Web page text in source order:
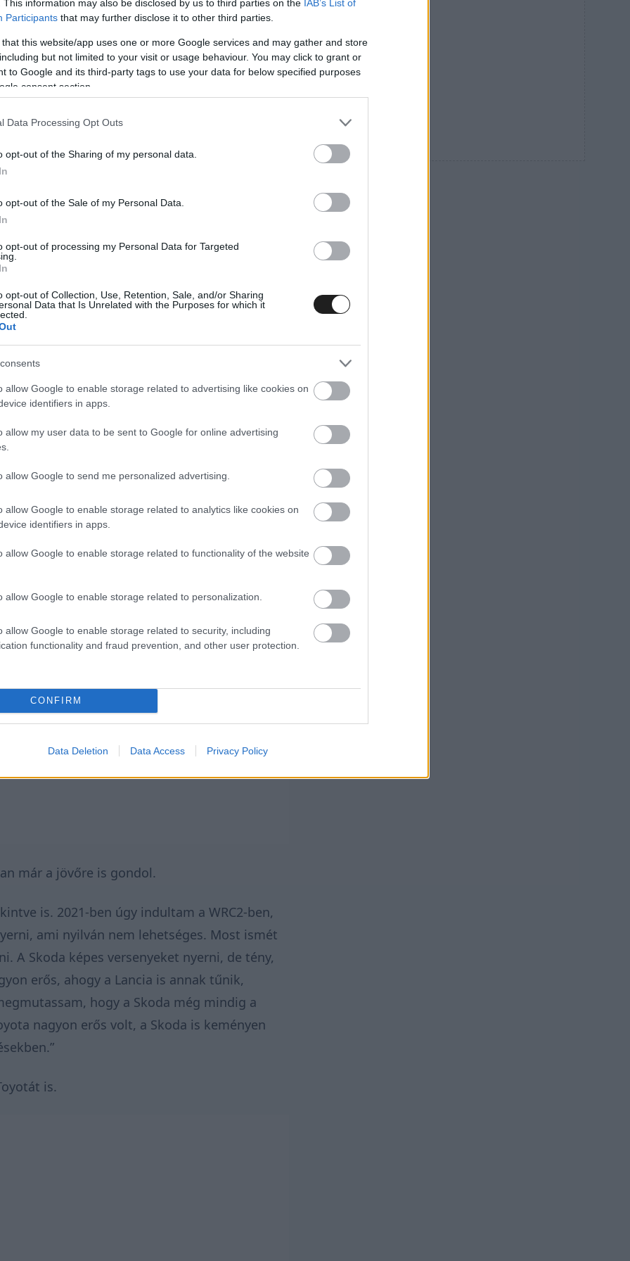
This information may also be disclosed by us to third parties on the IAB’s List of
Participants that may further disclose it to other third parties.
that this website/app uses one or more Google services and may gather and store
but not limited to your visit or usage behaviour. You may click to grant or
to Google and its third-party tags to use your data for below specified purposes
consent section.
Data Processing Opt Outs
opt-out of the Sharing of my personal data.
opt-out of the Sale of my Personal Data.
opt-out of processing my Personal Data for Targeted
opt-out of Collection, Use, Retention, Sale, and/or Sharing
Data that Is Unrelated with the Purposes for which it
allow Google to enable storage related to advertising like cookies on
identifiers in apps.
allow my user data to be sent to Google for online advertising
allow Google to send me personalized advertising.
allow Google to enable storage related to analytics like cookies on
identifiers in apps.
allow Google to enable storage related to functionality of the website
allow Google to enable storage related to personalization.
allow Google to enable storage related to security, including
functionality and fraud prevention, and other user protection.
CONFIRM
Data Deletion Data Access Privacy Policy
és meg kell néznünk, hogy miként alakul
– Persze, ha rajtam múlna egy teljes
aztán fogok még versenyezni, de hogy a
látok esélyt. Jelenleg nincs meg az anyagi
változhat.”
csapatával teljesített egy részmunkaidős
olasz és két belga versenyen indult, Rally2-es
sok időt töltöttünk a WRC-ben. Együtt
születésnapját is. Szóval jó volt. Ugyanakkor
ami egész életemben velem volt.
de most még jobb, hogy ismét egy
már a jövőre is gondol.
is. 2021-ben úgy indultam a WRC2-ben,
ami nyilván nem lehetséges. Most ismét
A Skoda képes versenyeket nyerni, de tény,
erős, ahogy a Lancia is annak tűnik,
hogy a Skoda még mindig a
nagyon erős volt, a Skoda is keményen
is.